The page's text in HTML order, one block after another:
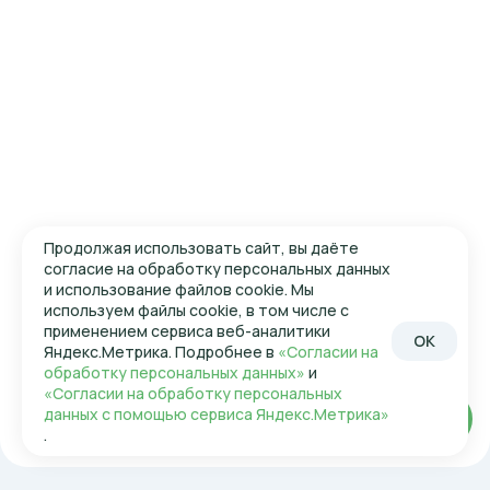
Продолжая использовать сайт, вы даёте
согласие на обработку персональных данных
и использование файлов cookie. Мы
используем файлы cookie, в том числе с
применением сервиса веб-аналитики
Яндекс.Метрика. Подробнее в «Согласии на
обработку персональных данных» и
«Согласии на обработку персональных
данных с помощью сервиса Яндекс.Метрика»
.
OK